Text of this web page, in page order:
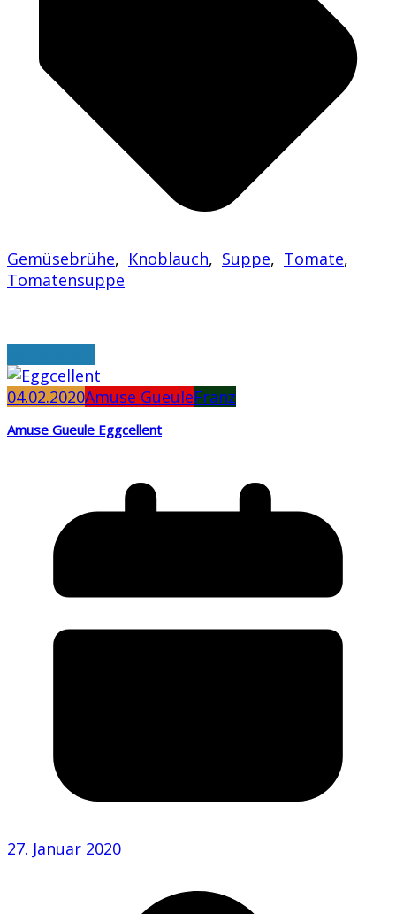
Gemüsebrühe, Knoblauch, Suppe, Tomate,
Tomatensuppe
04.02.2020Amuse GueuleFranz
Amuse Gueule Eggcellent
27. Januar 2020